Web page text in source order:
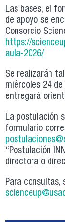
Las bases, el
de apoyo se
Consorcio
https://
aula-2026/
Se realizarán
miércoles 24 de
entregará
La postulación
formulario
“Postulación
directora o
Para consultas,